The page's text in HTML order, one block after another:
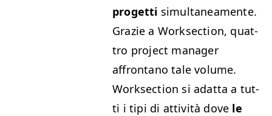
prog­et­ti simul­tane­a­mente.
Gra­zie a Work­sec­tion, quat­
tro project man­ag­er
affrontano tale vol­ume.
Work­sec­tion si adat­ta a tut­
ti i tipi di attiv­ità dove le